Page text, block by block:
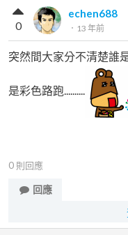
echen688
． 13 年前
0
突然間大家分不清楚誰
是彩色路跑..........
0 則回應
回應